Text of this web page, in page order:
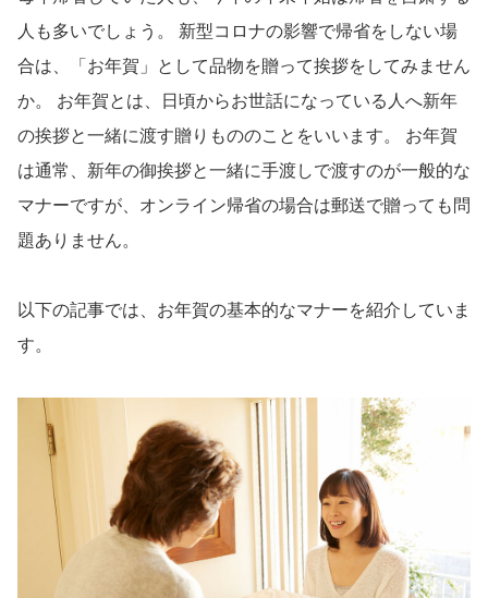
人も多いでしょう。 新型コロナの影響で帰省をしない場
合は、「お年賀」として品物を贈って挨拶をしてみません
か。 お年賀とは、日頃からお世話になっている人へ新年
の挨拶と一緒に渡す贈りもののことをいいます。 お年賀
は通常、新年の御挨拶と一緒に手渡しで渡すのが一般的な
マナーですが、オンライン帰省の場合は郵送で贈っても問
題ありません。
以下の記事では、お年賀の基本的なマナーを紹介していま
す。